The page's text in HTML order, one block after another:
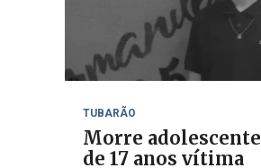
TUBARÃO
Morre adolescente
de 17 anos vítima